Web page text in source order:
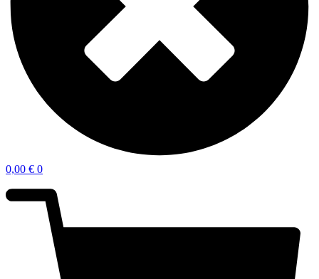
0,00 € 0